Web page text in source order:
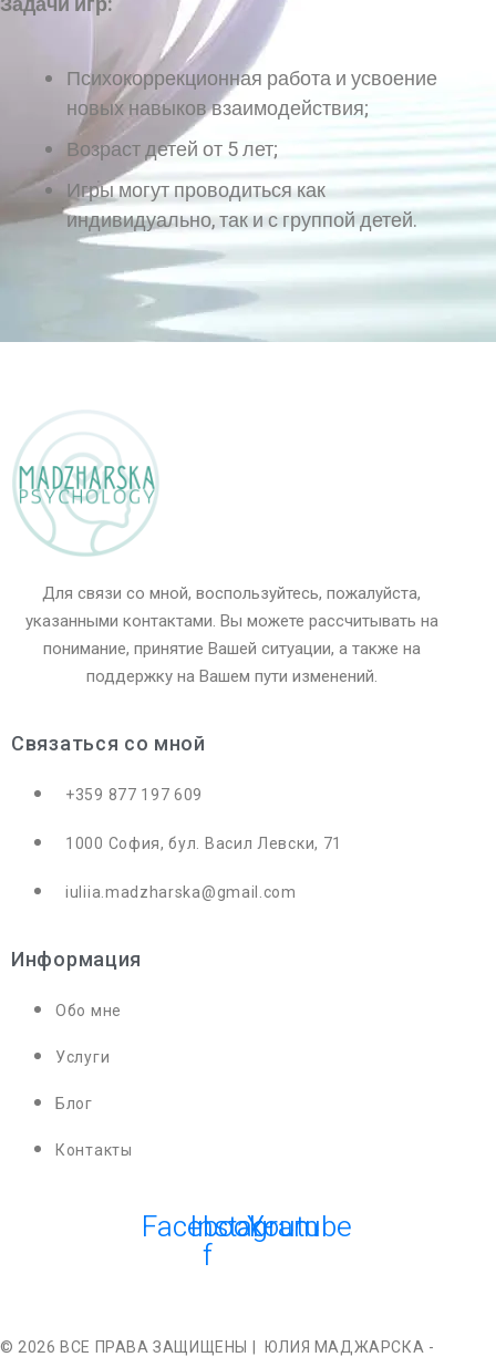
Психокоррекционная работа и усвоение
новых навыков взаимодействия;
Возраст детей от 5 лет;
Игры могут проводиться как
индивидуально, так и с группой детей.
Для связи со мной, воспользуйтесь, пожалуйста,
указанными контактами. Вы можете рассчитывать на
понимание, принятие Вашей ситуации, а также на
поддержку на Вашем пути изменений.
Связаться со мной
+359 877 197 609
1000 София, бул. Васил Левски, 71
iuliia.madzharska@gmail.com
Информация
Обо мне
Услуги
Блог
Контакты
Facebook-
f
Instagram
Youtube
© 2026 ВСЕ ПРАВА ЗАЩИЩЕНЫ | ЮЛИЯ МАДЖАРСКА -